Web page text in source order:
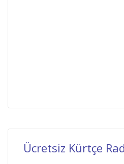
Ücretsiz Kürtçe